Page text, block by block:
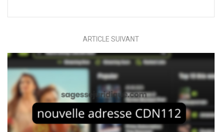
ARTICLE SUIVANT